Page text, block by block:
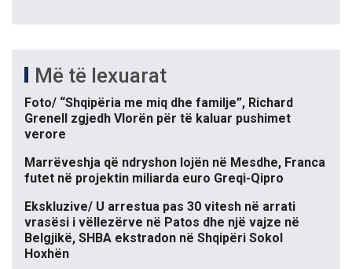
Më të lexuarat
Foto/ “Shqipëria me miq dhe familje”, Richard
Grenell zgjedh Vlorën për të kaluar pushimet
verore
Marrëveshja që ndryshon lojën në Mesdhe, Franca
futet në projektin miliarda euro Greqi-Qipro
Ekskluzive/ U arrestua pas 30 vitesh në arrati
vrasësi i vëllezërve në Patos dhe një vajze në
Belgjikë, SHBA ekstradon në Shqipëri Sokol
Hoxhën